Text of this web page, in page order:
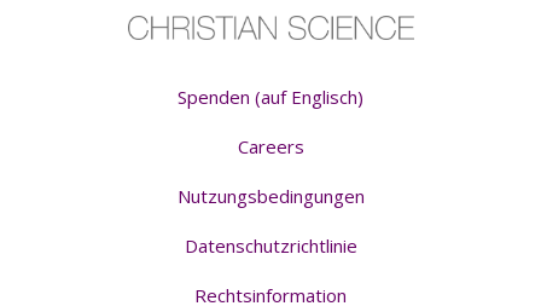
Spenden (auf Englisch)
Careers
Nutzungsbedingungen
Datenschutzrichtlinie
Rechtsinformation